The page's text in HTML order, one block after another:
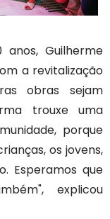
Guilherme
a revitalização
obras sejam
trouxe uma
porque
os jovens,
Esperamos que
explicou